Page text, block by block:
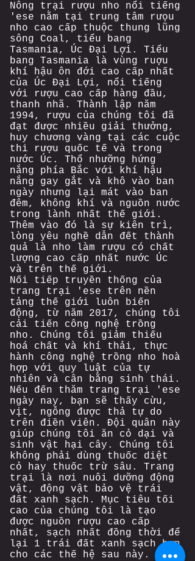
Nông trại rượu nho nổi tiếng
'ese nằm tại trung tâm rưọu
nho cao cấp thuộc thung lũng
sông Coal, tiểu bang
Tasmania, Úc Đại Lợi. Tiểu
bang Tasmania là vùng ruợu
khí hậu ôn đới cao cấp nhất
của Úc Đại Lợi, nổi tiếng
với rượu cao cấp hàng đầu,
thanh nhã. Thành lập năm
1994, rượu của chúng tôi đã
đạt được nhiều giải thưởng,
huy chương vàng tại các cuộc
thi rượu quốc tế và trong
nước Úc. Thổ nhưỡng hứng
nắng phía Bắc với khí hậu
nắng gay gắt và khô vào ban
ngày nhưng lại mát vào ban
đêm, không khí và nguồn nước
trong lành nhất thế giới.
Thêm vào đó là sự kiên trì,
lòng yêu nghề dẫn đết thành
quả là nho làm rượu có chất
lượng cao cấp nhất nước Úc
và trên thế giới.
Nối tiếp truyền thống của
trang trại 'ese trên nền
tảng thế giới luôn biến
động, từ năm 2017, chúng tôi
cải tiến công nghệ trồng
nho. Chúng tôi giảm thiếu
hoá chất và khí thải, thực
hành công nghệ trồng nho hoà
hợp với quy luật của tự
nhiên và cân bằng sinh thái.
Nếu đến thăm trang trại 'ese
ngày nay, bạn sẽ thấy cừu,
vịt, ngỗng được thả tự do
trên điền viên. Đội quân này
giúp chúng tôi ăn cỏ dại và
sinh vật hại cây. Chúng tôi
không phải dùng thuốc diệt
cỏ hay thuốc trừ sâu. Trang
trại là nơi nuôi dưỡng động
vật, động vật bảo vệ trái
đất xanh sạch. Mục tiêu tối
cao của chúng tôi là tạo
được nguồn rượu cao cấp
nhất, sạch nhất đồng thời để
lại 1 trái đất xanh sạch hơn
cho các thế hệ sau này.